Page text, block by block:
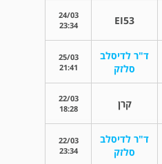
EI53
24/03
23:34
ד"ר לדיסלב
סלזק
25/03
21:41
קרן
22/03
18:28
ד"ר לדיסלב
סלזק
22/03
23:34